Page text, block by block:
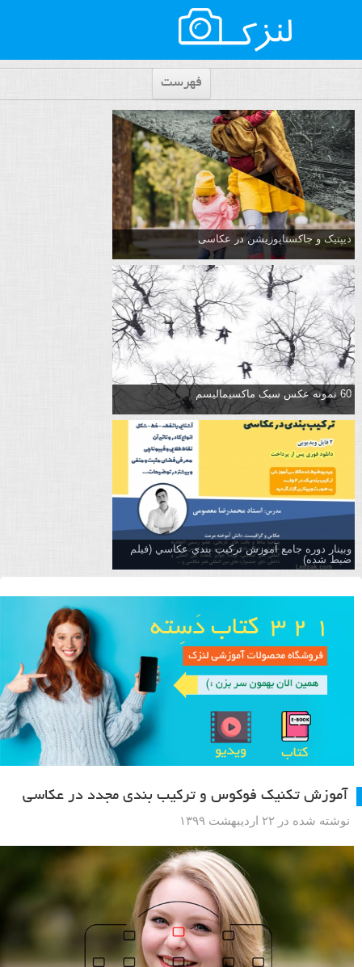
فهرست
دیپتیک و جاکستا‌پوزیشن در عکاسی
60 نمونه عکس سبک ماکسیمالیسم
وبینار دوره جامع آموزش تركيب بندي عكاسي (فیلم
ضبط شده)
آموزش تکنیک فوکوس و ترکیب بندی مجدد در عکاسی
نوشته شده در ۲۲ اردیبهشت ۱۳۹۹